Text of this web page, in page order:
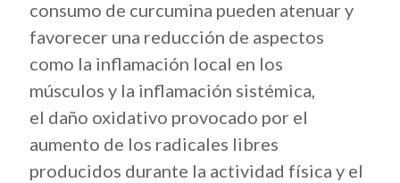
consumo de curcumina pueden atenuar y
favorecer una reducción de aspectos
como la inflamación local en los
músculos y la inflamación sistémica,
el daño oxidativo provocado por el
aumento de los radicales libres
producidos durante la actividad física y el